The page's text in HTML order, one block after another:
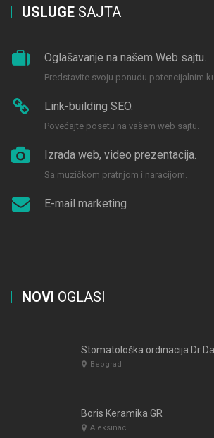
USLUGE SAJTA
Oglašavanje na našem Web sajtu.
Predstavite svoju ponudu potencijalnim
Link-building SEO.
Povećajte posetu na vašem web sajtu.
Izrada web, video prezentacija.
Sa muzičkom pratnjom i naracijom.
E-mail marketing
NOVI OGLASI
Stomatološka ordinacija Dr
Beograd
Boris Keramika GR
Aleksinac